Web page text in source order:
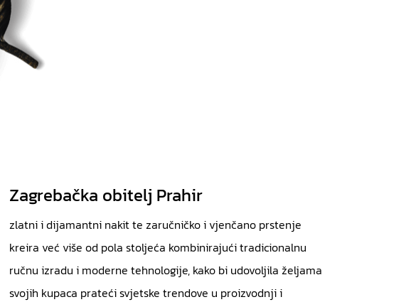
Zagrebačka obitelj Prahir
zlatni i dijamantni nakit te zaručničko i vjenčano prstenje
kreira već više od pola stoljeća kombinirajući tradicionalnu
ručnu izradu i moderne tehnologije, kako bi udovoljila željama
svojih kupaca prateći svjetske trendove u proizvodnji i